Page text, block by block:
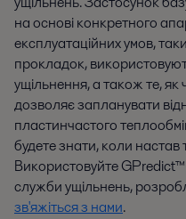
на основі конкретного
експлуатаційних умов,
прокладок,
ущільнення, а також те,
дозволяє запланувати
пластинчастого
будете знати, коли настав
Використовуйте GPredict™
служби ущільнень,
зв'яжіться з нами.